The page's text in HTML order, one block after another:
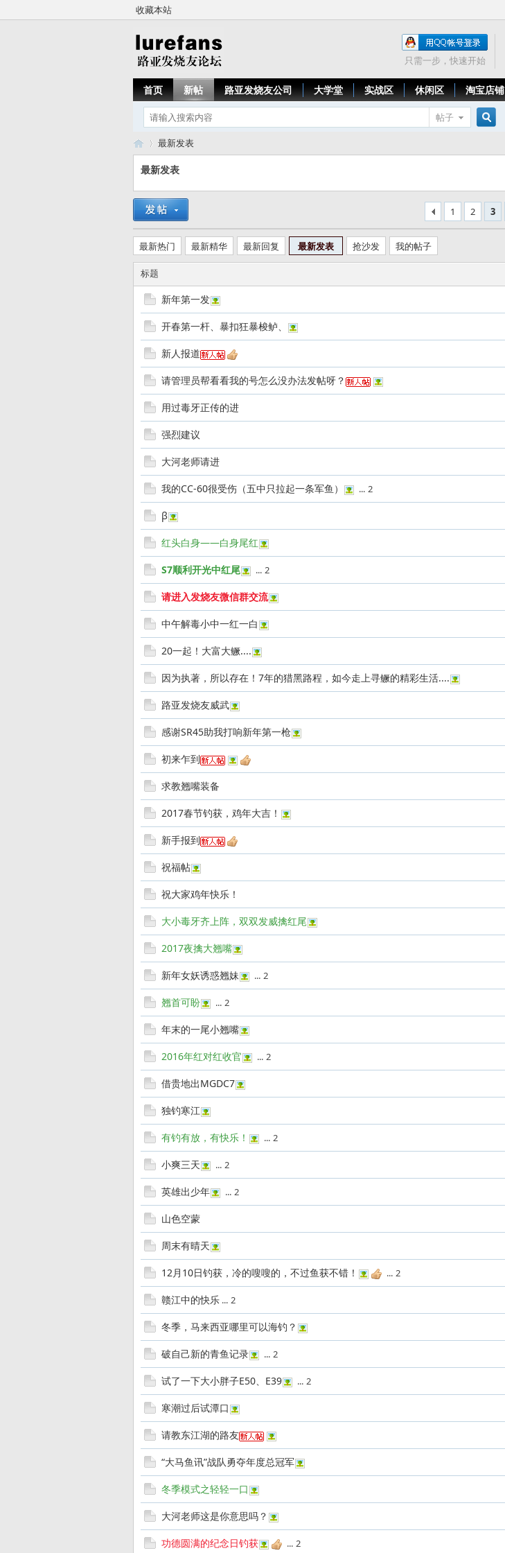
收藏本站
只需一步，快速开始
首页 新帖 路亚发烧友公司 大学堂 实战区 休闲区 淘宝店铺
帖子
路
亚
发
亚
运
›
最新发表
最新发表
1 2 3
最新热门 最新精华 最新回复 最新发表 抢沙发 我的帖子
标题
新年第一发
开春第一杆、暴扣狂暴梭鲈、
新人报道
请管理员帮看看我的号怎么没办法发帖呀？
用过毒牙正传的进
强烈建议
大河老师请进
我的CC-60很受伤（五中只拉起一条军鱼） ... 2
β
红头白身——白身尾红
S7顺利开光中红尾 ... 2
请进入发烧友微信群交流
中午解毒小中一红一白
20一起！大富大鳜....
因为执著，所以存在！7年的猎黑路程，如今走上寻鳜的精彩生活....
路亚发烧友威武
感谢SR45助我打响新年第一枪
初来乍到
求教翘嘴装备
2017春节钓获，鸡年大吉！
新手报到
祝福帖
祝大家鸡年快乐！
大小毒牙齐上阵，双双发威擒红尾
2017夜擒大翘嘴
新年女妖诱惑翘妹 ... 2
翘首可盼 ... 2
年末的一尾小翘嘴
2016年红对红收官 ... 2
借贵地出MGDC7
独钓寒江
有钓有放，有快乐！ ... 2
小爽三天 ... 2
英雄出少年 ... 2
山色空蒙
周末有晴天
12月10日钓获，冷的嗖嗖的，不过鱼获不错！ ... 2
赣江中的快乐 ... 2
冬季，马来西亚哪里可以海钓？
破自己新的青鱼记录 ... 2
试了一下大小胖子E50、E39 ... 2
寒潮过后试潭口
请教东江湖的路友
“大马鱼讯”战队勇夺年度总冠军
冬季模式之轻轻一口
大河老师这是你意思吗？
功德圆满的纪念日钓获 ... 2